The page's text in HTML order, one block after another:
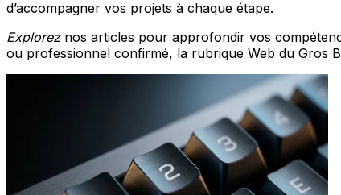
d’accompagner vos projets à chaque étape.
Exploreznos articles pour approfondir vos
ou professionnel confirmé, la rubrique Web du Gros